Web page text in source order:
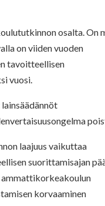
osalta. On
on viiden vuoden
tavoitteellisen
vuosi.
laajuus vaikuttaa
suorittamisajan
ammattikorkeakoulun
korvaaminen